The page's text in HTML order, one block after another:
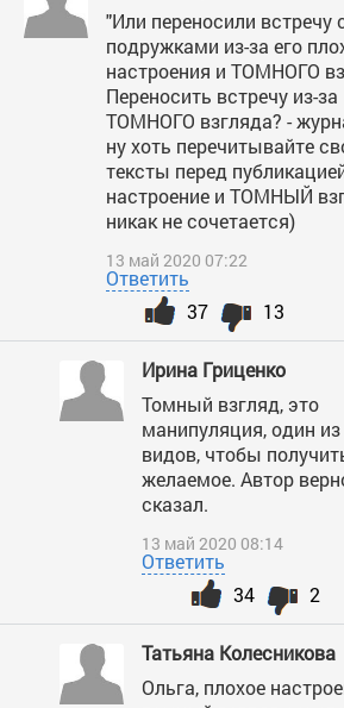
"Или переносили встречу
подружками из-за его
настроения и ТОМНОГО
Переносить встречу из-за
ТОМНОГО взгляда? -
ну хоть перечитывайте
тексты перед
настроение и ТОМНЫЙ
никак не сочетается)
13 май 2020 07:22
Ответить
13
37
Ирина Гриценко
Томный взгляд, это
манипуляция, один из
видов, чтобы
желаемое. Автор
сказал.
13 май 2020 08:14
Ответить
2
34
Татьяна Колесникова
Ольга, плохое